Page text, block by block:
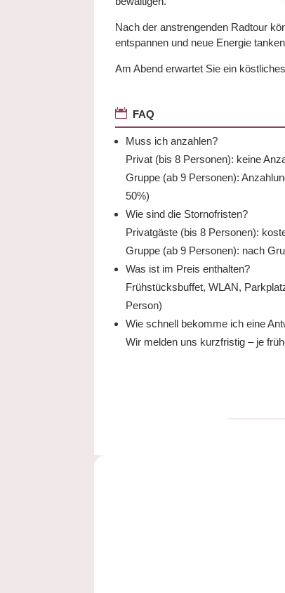
Nach der anstrengenden Radtour
entspannen und neue Energie
Am Abend erwartet Sie ein
 FAQ
Muss ich anzahlen?
Privat (bis 8 Personen): keine
Gruppe (ab 9 Personen):
50%)
Wie sind die Stornofristen?
Privatgäste (bis 8 Personen):
Gruppe (ab 9 Personen): nach
Was ist im Preis enthalten?
Frühstücksbuffet, WLAN,
Person)
Wie schnell bekomme ich eine
Wir melden uns kurzfristig – je